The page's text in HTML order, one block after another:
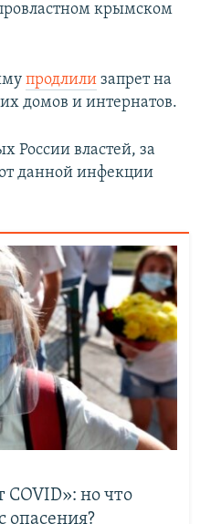
крымском
продлили запрет на
домов и интернатов.
России властей, за
данной инфекции
COVID»: но что
опасения?